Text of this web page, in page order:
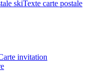
skiTexte carte postale
invitation